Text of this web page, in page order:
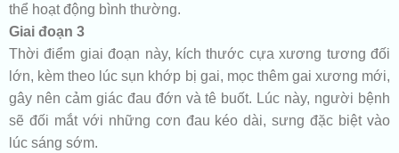
thể hoạt động bình thường.
Giai đoạn 3
Thời điểm giai đoạn này, kích thước cựa xương tương đối
lớn, kèm theo lúc sụn khớp bị gai, mọc thêm gai xương mới,
gây nên cảm giác đau đớn và tê buốt. Lúc này, người bệnh
sẽ đối mắt với những cơn đau kéo dài, sưng đặc biệt vào
lúc sáng sớm.